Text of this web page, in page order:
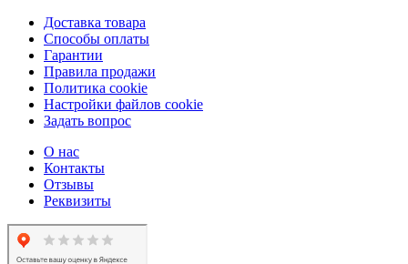
Доставка товара
Способы оплаты
Гарантии
Правила продажи
Политика cookie
Настройки файлов cookie
Задать вопрос
О нас
Контакты
Отзывы
Реквизиты